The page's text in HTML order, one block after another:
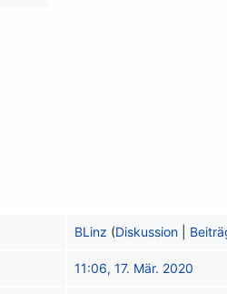
BLinz (Diskussion
11:06, 17. Mär. 2020